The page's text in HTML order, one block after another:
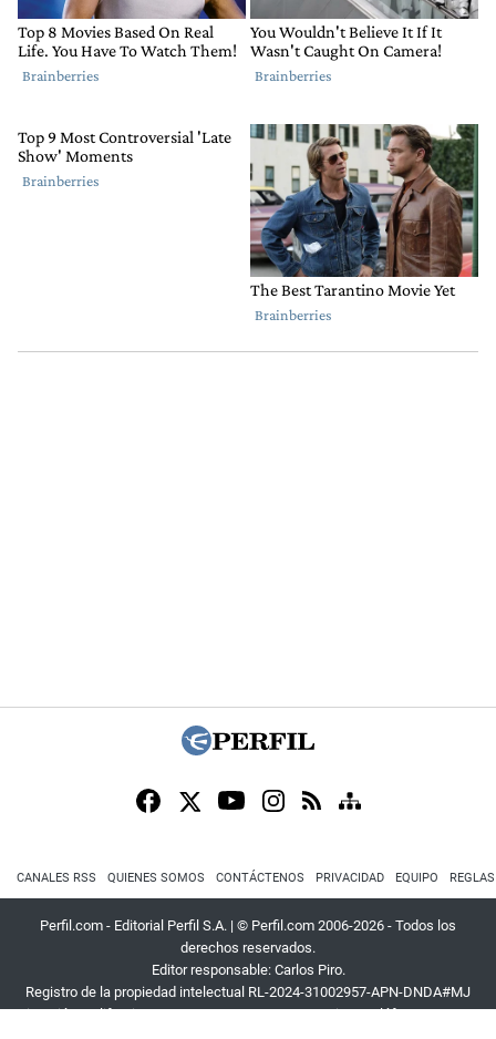
CANALES RSS QUIENES SOMOS CONTÁCTENOS PRIVACIDAD EQUIPO
Perfil.com - Editorial Perfil S.A. | © Perfil.com 2006-2026 - Todos los
derechos reservados.
Editor responsable: Carlos Piro.
Registro de la propiedad intelectual RL-2024-31002957-APN-DNDA#MJ
Dirección:California 2715,C1289ABI,CABA, Argentina| Teléfono:+54 9 11